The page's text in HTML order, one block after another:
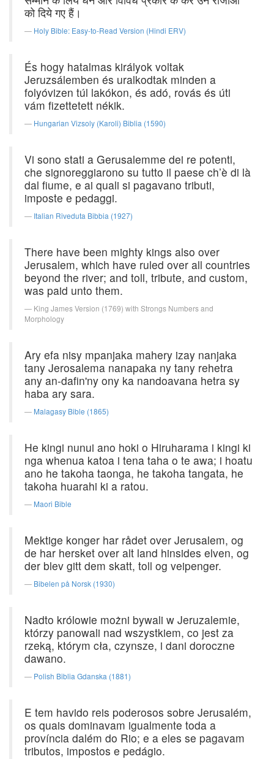
को दिये गए हैं।
Holy Bible: Easy-to-Read Version (Hindi ERV)
És hogy hatalmas királyok voltak
Jeruzsálemben és uralkodtak minden a
folyóvizen túl lakókon, és adó, rovás és úti
vám fizettetett nékik.
Hungarian Vizsoly (Karoli) Biblia (1590)
Vi sono stati a Gerusalemme dei re potenti,
che signoreggiarono su tutto il paese ch’è di là
dal fiume, e ai quali si pagavano tributi,
imposte e pedaggi.
Italian Riveduta Bibbia (1927)
There have been mighty kings also over
Jerusalem, which have ruled over all countries
beyond the river; and toll, tribute, and custom,
was paid unto them.
King James Version (1769) with Strongs Numbers and
Morphology
Ary efa nisy mpanjaka mahery izay nanjaka
tany Jerosalema nanapaka ny tany rehetra
any an-dafin'ny ony ka nandoavana hetra sy
haba ary sara.
Malagasy Bible (1865)
He kingi nunui ano hoki o Hiruharama i kingi ki
nga whenua katoa i tena taha o te awa; i hoatu
ano he takoha taonga, he takoha tangata, he
takoha huarahi ki a ratou.
Maori Bible
Mektige konger har rådet over Jerusalem, og
de har hersket over alt land hinsides elven, og
der blev gitt dem skatt, toll og veipenger.
Bibelen på Norsk (1930)
Nadto królowie możni bywali w Jeruzalemie,
którzy panowali nad wszystkiem, co jest za
rzeką, którym cła, czynsze, i dani doroczne
dawano.
Polish Biblia Gdanska (1881)
E tem havido reis poderosos sobre Jerusalém,
os quais dominavam igualmente toda a
província dalém do Rio; e a eles se pagavam
tributos, impostos e pedágio.